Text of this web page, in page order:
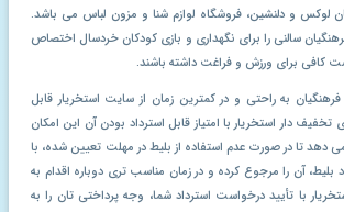
لوکس و دلنشین، فروشگاه لوازم شنا و مزون لباس می باشد.
سالنی را برای نگهداری و بازی کودکان خردسال اختصاص
کافی برای ورزش و فراغت داشته باشند.
به راحتی و در کمترین زمان از سایت استخریار قابل
دار استخریار با امتیاز قابل استرداد بودن آن این امکان
می دهد تا در صورت عدم استفاده از بلیط در مهلت تعیین شده، با
آن را مرجوع کرده و در زمان مناسب تری دوباره اقدام به
با تأیید درخواست استرداد شما، وجه پرداختی تان را به